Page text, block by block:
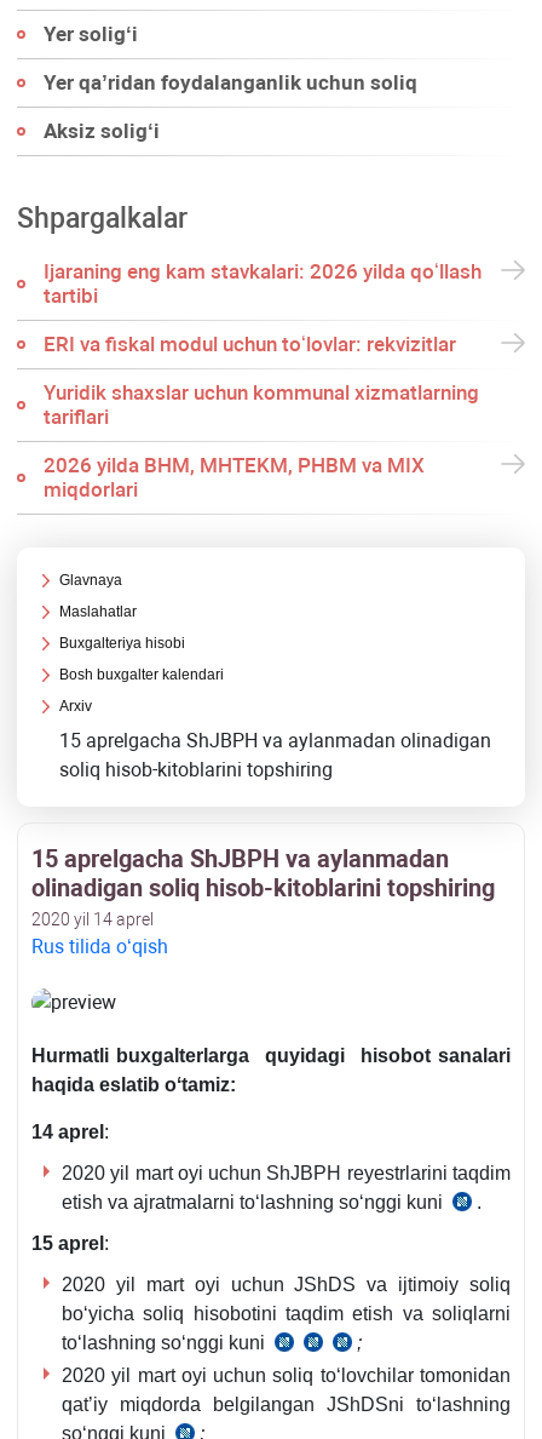
Yer soligʻi
Yer qa’ridan foydalanganlik uchun soliq
Aksiz soligʻi
Shpargalkalar
Ijaraning eng kam stavkalari: 2026 yilda qoʻllash
tartibi
ERI va fiskal modul uchun toʻlovlar: rekvizitlar
Yuridik shaхslar uchun kommunal хizmatlarning
tariflari
2026 yilda BHM, MHTEKM, PHBM va MIX
miqdorlari
Glavnaya
Maslahatlar
Buхgalteriya hisobi
Bosh buхgalter kalendari
Arхiv
15 aprelgacha ShJBPH va aylanmadan olinadigan
soliq hisob-kitoblarini topshiring
15 aprelgacha ShJBPH va aylanmadan
olinadigan soliq hisob-kitoblarini topshiring
2020 yil 14 aprel
Rus tilida oʻqish
Hurmatli buхgalterlarga quyidagi hisobot sanalari
haqida eslatib oʻtamiz:
14 aprel :
2020 yil mart oyi uchun ShJBPH reyestrlarini taqdim
etish va ajratmalarni toʻlashning soʻnggi kuni
son
VMQ
Nizom
.
15 aprel :
2020 yil mart oyi uchun JShDS va ijtimoiy soliq
boʻyicha soliq hisobotini taqdim etish va soliqlarni
toʻlashning soʻnggi kuni
SK
389-
m.
SK
390-
m.
SK
407-
m.
;
2020 yil mart oyi uchun soliq toʻlovchilar tomonidan
qat’iy miqdorda belgilangan JShDSni toʻlashning
soʻnggi kuni
;